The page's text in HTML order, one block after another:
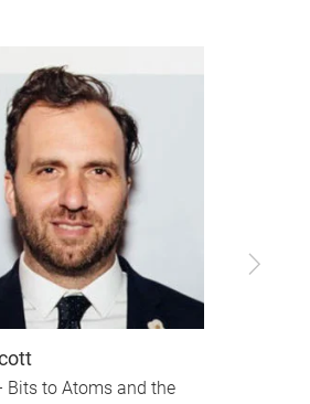
Vor
Bits to Atoms and the